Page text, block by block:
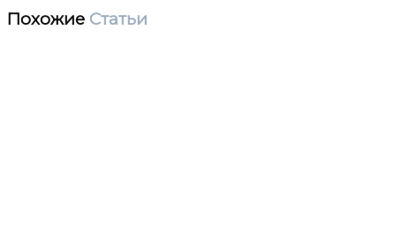
Похожие Статьи